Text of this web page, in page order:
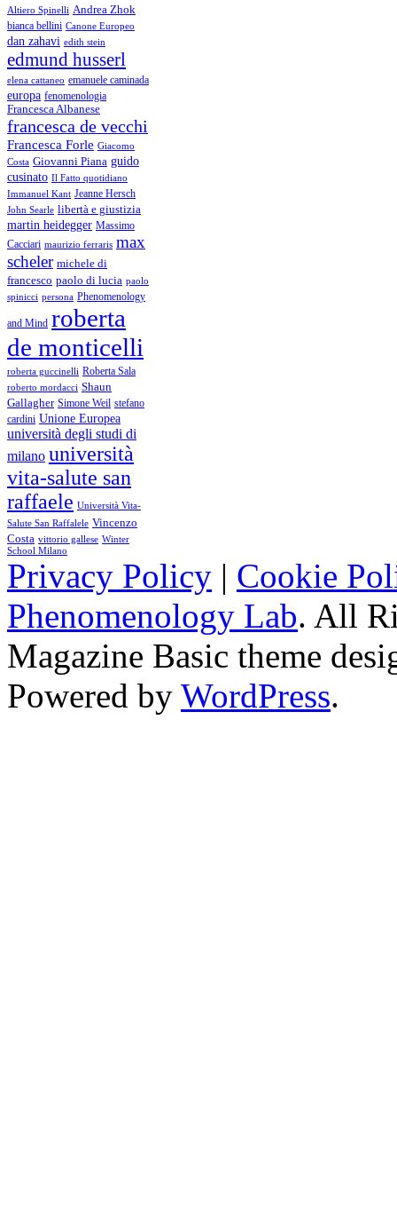
Altiero Spinelli Andrea Zhok
bianca bellini Canone Europeo
dan zahavi edith stein
edmund husserl
elena cattaneo emanuele caminada
europa fenomenologia
Francesca Albanese
francesca de vecchi
Francesca Forle Giacomo
Costa Giovanni Piana guido
cusinato Il Fatto quotidiano
Immanuel Kant Jeanne Hersch
John Searle libertà e giustizia
martin heidegger Massimo
Cacciari maurizio ferraris max
scheler michele di
francesco paolo di lucia paolo
spinicci persona Phenomenology
and Mind roberta
de monticelli
roberta guccinelli Roberta Sala
roberto mordacci Shaun
Gallagher Simone Weil stefano
cardini Unione Europea
università degli studi di
milano università
vita-salute san
raffaele Università Vita-
Salute San Raffalele Vincenzo
Costa vittorio gallese Winter
School Milano
Privacy Policy | Cookie
Phenomenology Lab. All
Magazine Basic theme
Powered by WordPress.